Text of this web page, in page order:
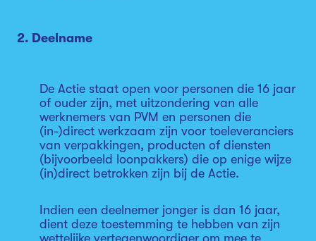
2. Deelname
De Actie staat open voor personen die 16 jaar
of ouder zijn, met uitzondering van alle
werknemers van PVM en personen die
(in-)direct werkzaam zijn voor toeleveranciers
van verpakkingen, producten of diensten
(bijvoorbeeld loonpakkers) die op enige wijze
(in)direct betrokken zijn bij de Actie.
Indien een deelnemer jonger is dan 16 jaar,
dient deze toestemming te hebben van zijn
wettelijke vertegenwoordiger om mee te